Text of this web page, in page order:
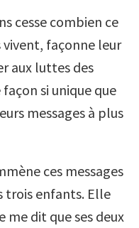
cesse combien ce
façonne leur
aux luttes des
si unique que
messages à plus
ces messages
trois enfants. Elle
me dit que ses deux